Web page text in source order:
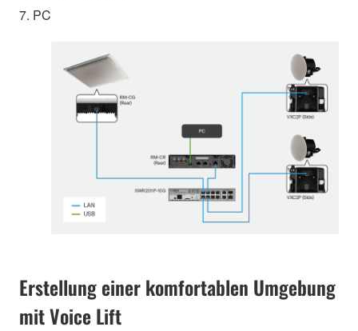
7. PC
Erstellung einer komfortablen Umgebung
mit Voice Lift